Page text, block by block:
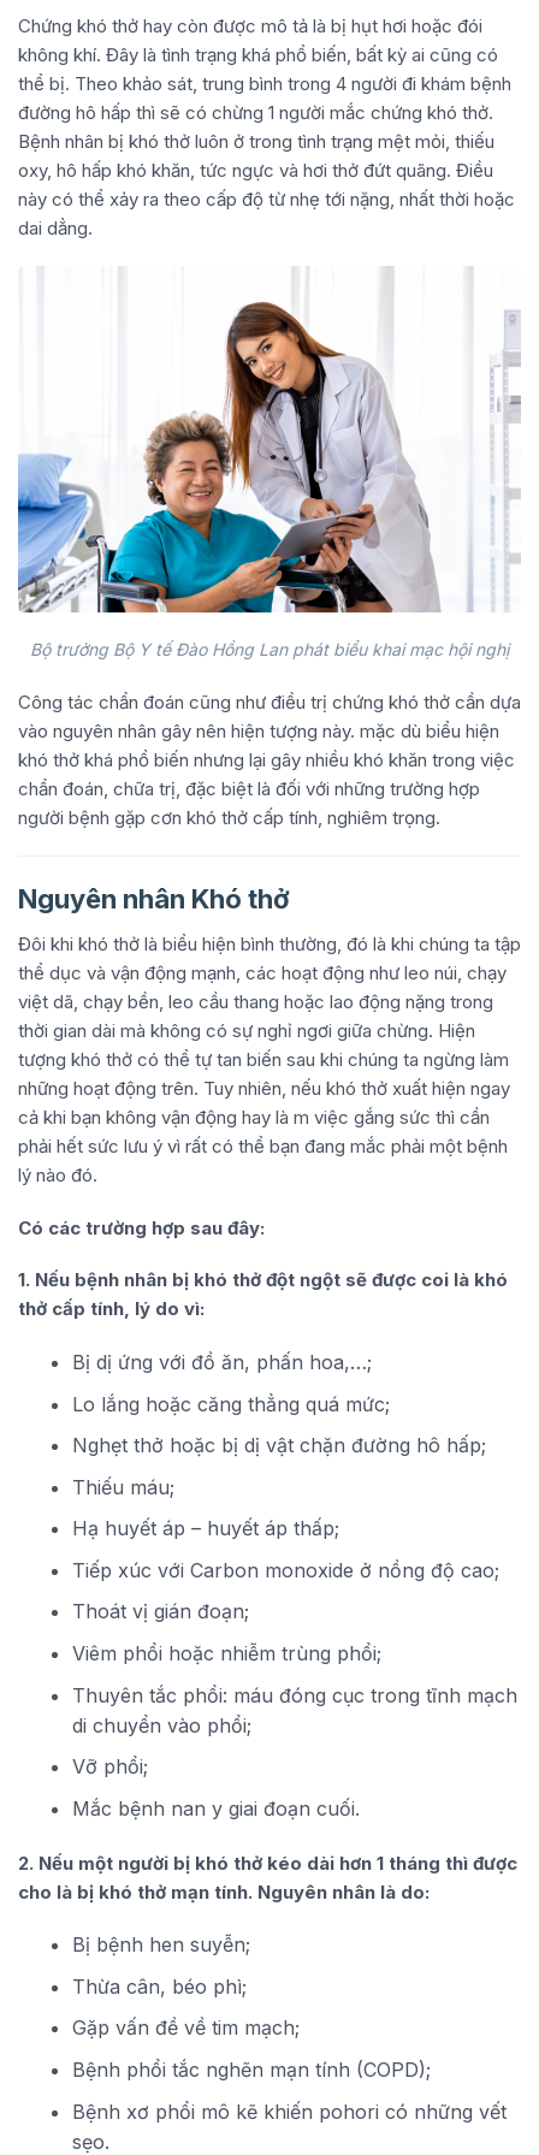
Chứng khó thở hay còn được mô tả là bị hụt hơi hoặc đói
không khí. Đây là tình trạng khá phổ biến, bất kỳ ai cũng có
thể bị. Theo khảo sát, trung bình trong 4 người đi khám bệnh
đường hô hấp thì sẽ có chừng 1 người mắc chứng khó thở.
Bệnh nhân bị khó thở luôn ở trong tình trạng mệt mỏi, thiếu
oxy, hô hấp khó khăn, tức ngực và hơi thở đứt quãng. Điều
này có thể xảy ra theo cấp độ từ nhẹ tới nặng, nhất thời hoặc
dai dẳng.
Bộ trưởng Bộ Y tế Đào Hồng Lan phát biểu khai mạc hội nghị
Công tác chẩn đoán cũng như điều trị chứng khó thở cần dựa
vào nguyên nhân gây nên hiện tượng này. mặc dù biểu hiện
khó thở khá phổ biến nhưng lại gây nhiều khó khăn trong việc
chẩn đoán, chữa trị, đặc biệt là đối với những trường hợp
người bệnh gặp cơn khó thở cấp tính, nghiêm trọng.
Nguyên nhân Khó thở
Đôi khi khó thở là biểu hiện bình thường, đó là khi chúng ta tập
thể dục và vận động mạnh, các hoạt động như leo núi, chạy
việt dã, chạy bền, leo cầu thang hoặc lao động nặng trong
thời gian dài mà không có sự nghỉ ngơi giữa chừng. Hiện
tượng khó thở có thể tự tan biến sau khi chúng ta ngừng làm
những hoạt động trên. Tuy nhiên, nếu khó thở xuất hiện ngay
cả khi bạn không vận động hay là m việc gắng sức thì cần
phải hết sức lưu ý vì rất có thể bạn đang mắc phải một bệnh
lý nào đó.
Có các trường hợp sau đây:
1. Nếu bệnh nhân bị khó thở đột ngột sẽ được coi là khó
thở cấp tính, lý do vì:
Bị dị ứng với đồ ăn, phấn hoa,…;
Lo lắng hoặc căng thẳng quá mức;
Nghẹt thở hoặc bị dị vật chặn đường hô hấp;
Thiếu máu;
Hạ huyết áp – huyết áp thấp;
Tiếp xúc với Carbon monoxide ở nồng độ cao;
Thoát vị gián đoạn;
Viêm phổi hoặc nhiễm trùng phổi;
Thuyên tắc phổi: máu đóng cục trong tĩnh mạch
di chuyển vào phổi;
Vỡ phổi;
Mắc bệnh nan y giai đoạn cuối.
2. Nếu một người bị khó thở kéo dài hơn 1 tháng thì được
cho là bị khó thở mạn tính. Nguyên nhân là do:
Bị bệnh hen suyễn;
Thừa cân, béo phì;
Gặp vấn đề về tim mạch;
Bệnh phổi tắc nghẽn mạn tính (COPD);
Bệnh xơ phổi mô kẽ khiến pohori có những vết
sẹo.